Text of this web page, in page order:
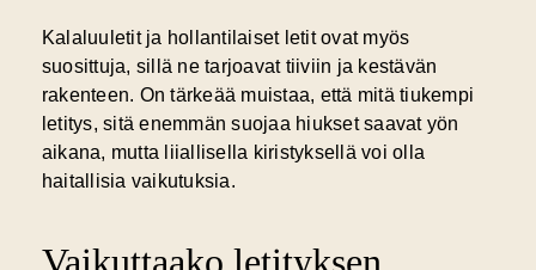
Kalaluuletit ja hollantilaiset letit ovat myös
suosittuja, sillä ne tarjoavat tiiviin ja kestävän
rakenteen. On tärkeää muistaa, että mitä tiukempi
letitys, sitä enemmän suojaa hiukset saavat yön
aikana, mutta liiallisella kiristyksellä voi olla
haitallisia vaikutuksia.
Vaikuttaako letityksen